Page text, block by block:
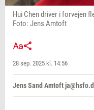
Hui Chen driver i forvejen
Foto: Jens Amtoft
28 sep. 2025 kl. 14:56
Jens Sand Amtoft